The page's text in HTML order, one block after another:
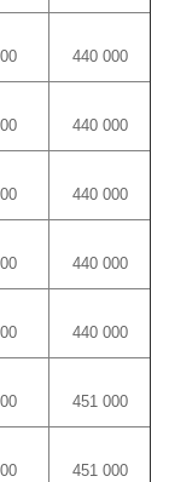
440 000
440 000
440 000
440 000
440 000
451 000
451 000